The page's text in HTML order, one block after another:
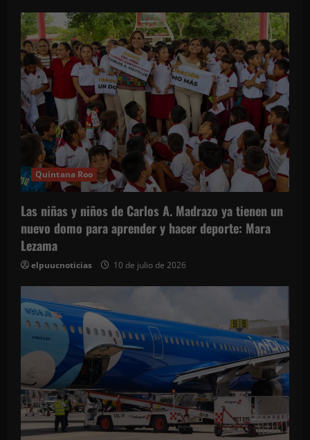
i
ó
n
d
e
n
t
r
a
d
a
s
Quintana Roo
Las niñas y niños de Carlos A. Madrazo ya tienen un
nuevo domo para aprender y hacer deporte: Mara
Lezama
elpuucnoticias 10 de julio de 2026